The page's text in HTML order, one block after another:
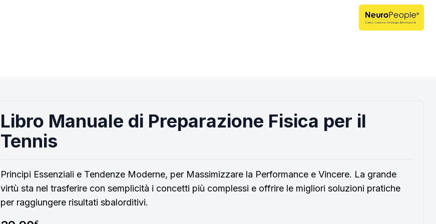
Libro Manuale di Preparazione Fisica per il
Tennis
Principi Essenziali e Tendenze Moderne, per Massimizzare la Performance e Vincere. La grande
virtù sta nel trasferire con semplicità i concetti più complessi e offrire le migliori soluzioni pratiche
per raggiungere risultati sbalorditivi.